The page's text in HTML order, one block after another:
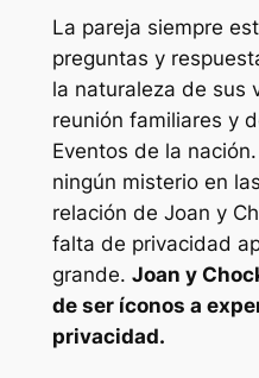
La pareja siempre
preguntas y
la naturaleza de sus
reunión familiares y
Eventos de la
ningún misterio en
relación de Joan y
falta de privacidad
grande. Joan y
de ser íconos a
privacidad.